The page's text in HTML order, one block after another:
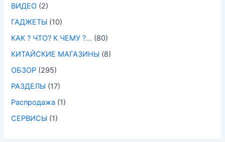
ВИДЕО (2)
ГАДЖЕТЫ (10)
КАК ? ЧТО? К ЧЕМУ ?… (80)
КИТАЙСКИЕ МАГАЗИНЫ (8)
ОБЗОР (295)
РАЗДЕЛЫ (17)
Распродажа (1)
СЕРВИСЫ (1)